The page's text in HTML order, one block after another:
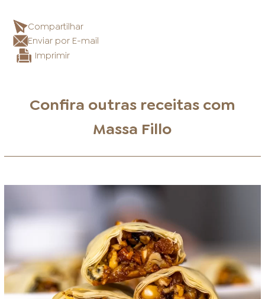
Compartilhar
Enviar por E-mail
Imprimir
Confira outras receitas com
Massa Fillo